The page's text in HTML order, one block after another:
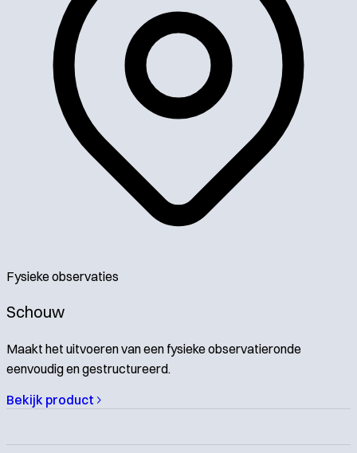
Fysieke observaties
Schouw
Maakt het uitvoeren van een fysieke observatieronde
eenvoudig en gestructureerd.
Bekijk product